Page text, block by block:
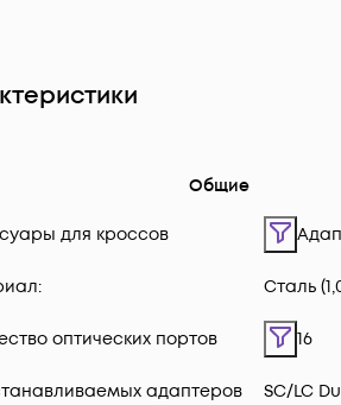
Общие
для кроссов
Сталь
оптических портов 16
адаптеров SC/LC